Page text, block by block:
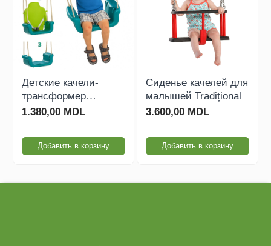
Детские качели-
трансформер
Growing
1.380,00 MDL
Добавить в корзину
Сиденье качелей для
малышей Tradițional
3.600,00 MDL
Добавить в корзину